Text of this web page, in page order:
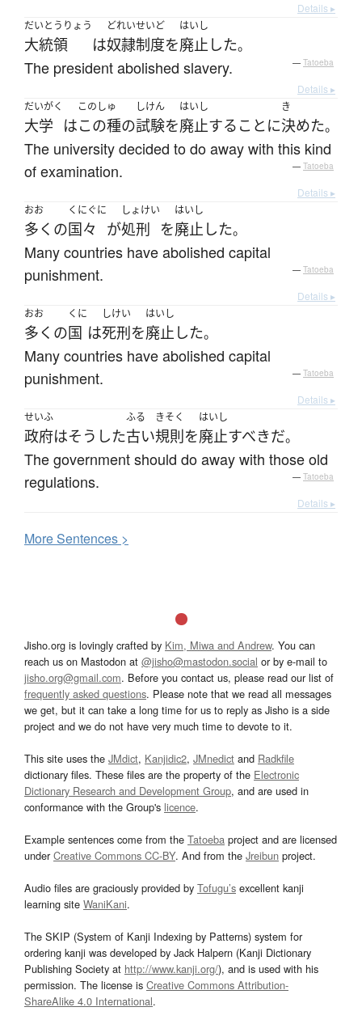
Details ▸
だいとうりょう
大統領 は
どれいせいど
奴隷制度を
はいし
廃止 した。
The president abolished slavery. — Tatoeba
Details ▸
だいがく
大学 は
このしゅ
この種の
しけん
試験を
はいし
廃止する ことに
き
決めた。
The university decided to do away with this kind
of examination.
— Tatoeba
Details ▸
おお
多く の
くにぐに
国々 が
しょけい
処刑 を
はいし
廃止 した。
Many countries have abolished capital
punishment.
— Tatoeba
Details ▸
おお
多く の
くに
国 は
しけい
死刑を
はいし
廃止 した。
Many countries have abolished capital
punishment.
— Tatoeba
Details ▸
せいふ
政府はそうした
ふる
古い
きそく
規則を
はいし
廃止すべきだ。
The government should do away with those old
regulations.
— Tatoeba
Details ▸
MoreSentences >
Jisho.org is lovingly crafted by Kim, Miwa and Andrew. You can
reach us on Mastodon at @jisho@mastodon.social or by e-mail to
jisho.org@gmail.com. Before you contact us, please read our list of
frequently asked questions. Please note that we read all messages
we get, but it can take a long time for us to reply as Jisho is a side
project and we do not have very much time to devote to it.
This site uses the JMdict, Kanjidic2, JMnedict and Radkfile
dictionary files. These files are the property of the Electronic
Dictionary Research and Development Group, and are used in
conformance with the Group's licence.
Example sentences come from the Tatoeba project and are licensed
underCreative Commons CC-BY. And from the Jreibun project.
Audio files are graciously provided by Tofugu’s excellent kanji
learning site WaniKani.
The SKIP (System of Kanji Indexing by Patterns) system for
ordering kanji was developed by Jack Halpern (Kanji Dictionary
Publishing Society at http://www.kanji.org/), and is used with his
permission. The license is Creative Commons Attribution-
ShareAlike 4.0 International.